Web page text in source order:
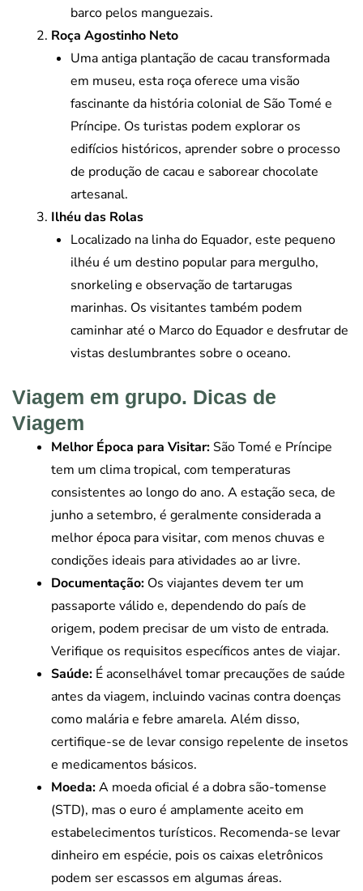
barco pelos manguezais.
Roça Agostinho Neto
Uma antiga plantação de cacau transformada
em museu, esta roça oferece uma visão
fascinante da história colonial de São Tomé e
Príncipe. Os turistas podem explorar os
edifícios históricos, aprender sobre o processo
de produção de cacau e saborear chocolate
artesanal.
Ilhéu das Rolas
Localizado na linha do Equador, este pequeno
ilhéu é um destino popular para mergulho,
snorkeling e observação de tartarugas
marinhas. Os visitantes também podem
caminhar até o Marco do Equador e desfrutar de
vistas deslumbrantes sobre o oceano.
Viagem em grupo. Dicas de
Viagem
Melhor Época para Visitar: São Tomé e Príncipe
tem um clima tropical, com temperaturas
consistentes ao longo do ano. A estação seca, de
junho a setembro, é geralmente considerada a
melhor época para visitar, com menos chuvas e
condições ideais para atividades ao ar livre.
Documentação: Os viajantes devem ter um
passaporte válido e, dependendo do país de
origem, podem precisar de um visto de entrada.
Verifique os requisitos específicos antes de viajar.
Saúde: É aconselhável tomar precauções de saúde
antes da viagem, incluindo vacinas contra doenças
como malária e febre amarela. Além disso,
certifique-se de levar consigo repelente de insetos
e medicamentos básicos.
Moeda:A moeda oficial é a dobra são-tomense
(STD), mas o euro é amplamente aceito em
estabelecimentos turísticos. Recomenda-se levar
dinheiro em espécie, pois os caixas eletrônicos
podem ser escassos em algumas áreas.